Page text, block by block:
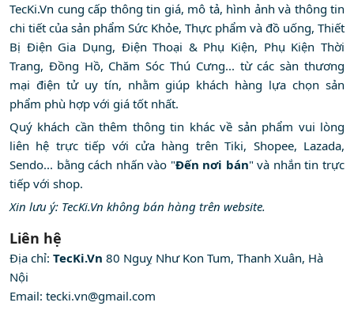
TecKi.Vn cung cấp thông tin giá, mô tả, hình ảnh và thông tin
chi tiết của sản phẩm Sức Khỏe, Thực phẩm và đồ uống, Thiết
Bị Điện Gia Dụng, Điện Thoại & Phụ Kiện, Phụ Kiện Thời
Trang, Đồng Hồ, Chăm Sóc Thú Cưng... từ các sàn thương
mại điện tử uy tín, nhằm giúp khách hàng lựa chọn sản
phẩm phù hợp với giá tốt nhất.
Quý khách cần thêm thông tin khác về sản phẩm vui lòng
liên hệ trực tiếp với cửa hàng trên Tiki, Shopee, Lazada,
Sendo... bằng cách nhấn vào "Đến nơi bán" và nhắn tin trực
tiếp với shop.
Xin lưu ý: TecKi.Vn không bán hàng trên website.
Liên hệ
Địa chỉ: TecKi.Vn 80 Nguỵ Như Kon Tum, Thanh Xuân, Hà
Nội
Email: tecki.vn@gmail.com